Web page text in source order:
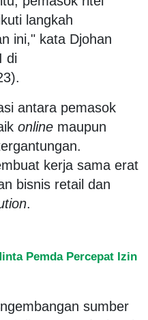
langkah
ini," kata Djohan
di
antara pemasok
online maupun
kerja sama erat
bisnis retail dan
.
Pemda Percepat Izin
sumber